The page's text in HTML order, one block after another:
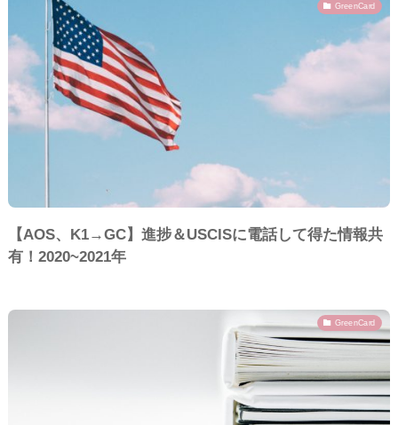
GreenCard
【AOS、K1→GC】進捗＆USCISに電話して得た情報共
有！2020~2021年
GreenCard